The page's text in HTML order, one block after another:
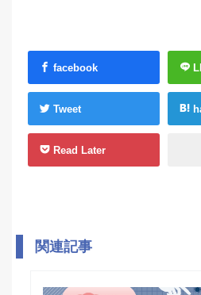
facebook
Tweet
Read Later
関連記事